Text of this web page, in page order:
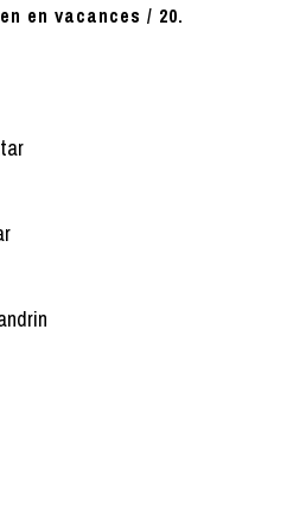
en vacances / 20.